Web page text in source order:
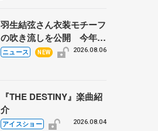
羽生結弦さん衣装モチーフ
の吹き流しを公開 今年は
「春よ、来い」、仙台の瑞
ニュース NEW 2026.08.06
『THE DESTINY』楽曲紹
介
アイスショー 2026.08.04